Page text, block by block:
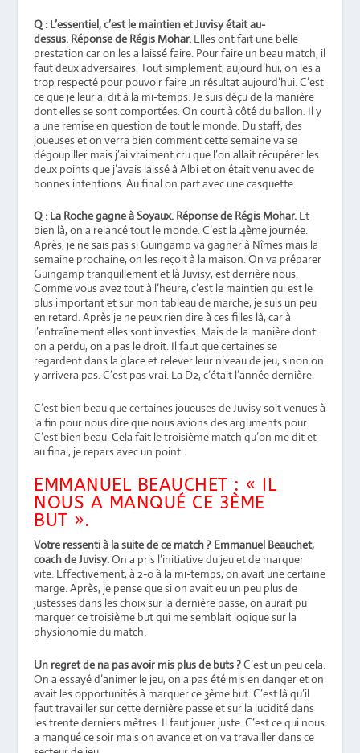
Q : L’essentiel, c’est le maintien et Juvisy était au-
dessus. Réponse de Régis Mohar. Elles ont fait une belle
prestation car on les a laissé faire. Pour faire un beau match, il
faut deux adversaires. Tout simplement, aujourd’hui, on les a
trop respecté pour pouvoir faire un résultat aujourd’hui. C’est
ce que je leur ai dit à la mi-temps. Je suis déçu de la manière
dont elles se sont comportées. On court à côté du ballon. Il y
a une remise en question de tout le monde. Du staff, des
joueuses et on verra bien comment cette semaine va se
dégoupiller mais j’ai vraiment cru que l’on allait récupérer les
deux points que j’avais laissé à Albi et on était venu avec de
bonnes intentions. Au final on part avec une casquette.
Q : La Roche gagne à Soyaux. Réponse de Régis Mohar. Et
bien là, on a relancé tout le monde. C’est la 4ème journée.
Après, je ne sais pas si Guingamp va gagner à Nîmes mais la
semaine prochaine, on les reçoit à la maison. On va préparer
Guingamp tranquillement et là Juvisy, est derrière nous.
Comme vous avez tout à l’heure, c’est le maintien qui est le
plus important et sur mon tableau de marche, je suis un peu
en retard. Après je ne peux rien dire à ces filles là, car à
l’entraînement elles sont investies. Mais de la manière dont
on a perdu, on a pas le droit. Il faut que certaines se
regardent dans la glace et relever leur niveau de jeu, sinon on
y arrivera pas. C’est pas vrai. La D2, c’était l’année dernière.
C’est bien beau que certaines joueuses de Juvisy soit venues à
la fin pour nous dire que nous avions des arguments pour.
C’est bien beau. Cela fait le troisième match qu’on me dit et
au final, je repars avec un point.
EMMANUEL BEAUCHET : « IL
NOUS A MANQUÉ CE 3ÈME
BUT ».
Votre ressenti à la suite de ce match ? Emmanuel Beauchet,
coach de Juvisy.On a pris l’initiative du jeu et de marquer
vite. Effectivement, à 2-0 à la mi-temps, on avait une certaine
marge. Après, je pense que si on avait eu un peu plus de
justesses dans les choix sur la dernière passe, on aurait pu
marquer ce troisième but qui me semblait logique sur la
physionomie du match.
Un regret de na pas avoir mis plus de buts ?C’est un peu cela.
On a essayé d’animer le jeu, on a pas été mis en danger et on
avait les opportunités à marquer ce 3ème but. C’est là qu’il
faut travailler sur cette dernière passe et sur la lucidité dans
les trente derniers mètres. Il faut jouer juste. C’est ce qui nous
a manqué ce soir mais on avance et on va travailler dans ce